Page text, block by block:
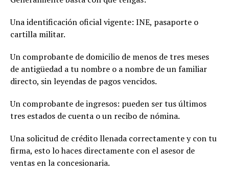
Una identificación oficial vigente: INE, pasaporte o
cartilla militar.
Un comprobante de domicilio de menos de tres meses
de antigüedad a tu nombre o a nombre de un familiar
directo, sin leyendas de pagos vencidos.
Un comprobante de ingresos: pueden ser tus últimos
tres estados de cuenta o un recibo de nómina.
Una solicitud de crédito llenada correctamente y con tu
firma, esto lo haces directamente con el asesor de
ventas en la concesionaria.